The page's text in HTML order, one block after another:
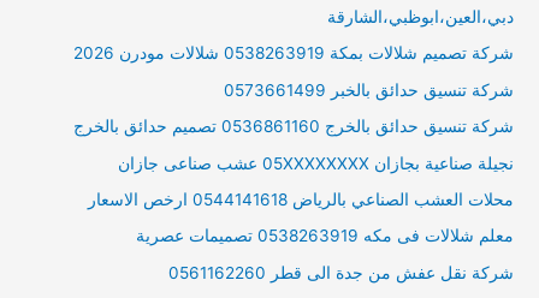
دبي،العين،ابوظبي،الشارقة
شركة تصميم شلالات بمكة 0538263919 شلالات مودرن 2026
شركة تنسيق حدائق بالخبر 0573661499
شركة تنسيق حدائق بالخرج 0536861160 تصميم حدائق بالخرج
نجيلة صناعية بجازان 05XXXXXXXX عشب صناعى جازان
محلات العشب الصناعي بالرياض 0544141618 ارخص الاسعار
معلم شلالات فى مكه 0538263919 تصميمات عصرية
شركة نقل عفش من جدة الى قطر 0561162260